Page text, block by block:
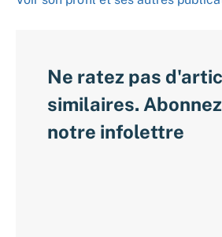
Ne ratez pas
similaires.
notre infolettre